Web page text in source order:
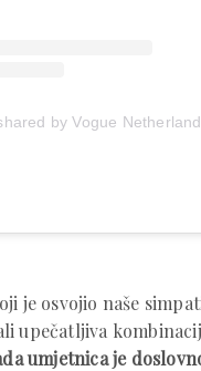
by Vogue
je osvojio naše
upečatljiva
umjetnica je